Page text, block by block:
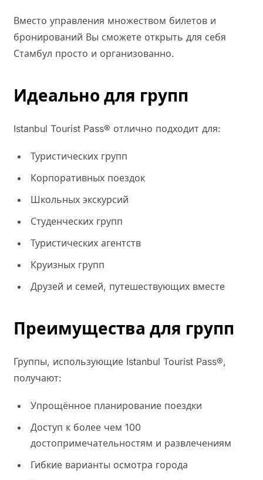
Вместо управления множеством билетов и
бронирований Вы сможете открыть для себя
Стамбул просто и организованно.
Идеально для групп
Istanbul Tourist Pass® отлично подходит для:
Туристических групп
Корпоративных поездок
Школьных экскурсий
Студенческих групп
Туристических агентств
Круизных групп
Друзей и семей, путешествующих вместе
Преимущества для групп
Группы, использующие Istanbul Tourist Pass®,
получают:
Упрощённое планирование поездки
Доступ к более чем 100
достопримечательностям и развлечениям
Гибкие варианты осмотра города